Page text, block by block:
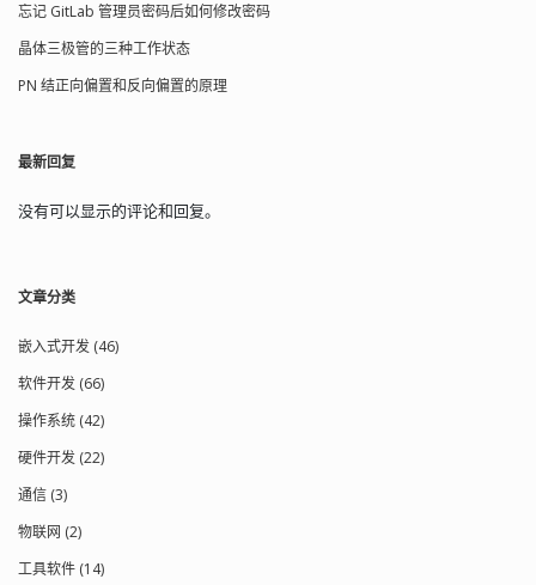
忘记 GitLab 管理员密码后如何修改密码
晶体三极管的三种工作状态
PN 结正向偏置和反向偏置的原理
最新回复
没有可以显示的评论和回复。
文章分类
嵌入式开发 (46)
软件开发 (66)
操作系统 (42)
硬件开发 (22)
通信 (3)
物联网 (2)
工具软件 (14)